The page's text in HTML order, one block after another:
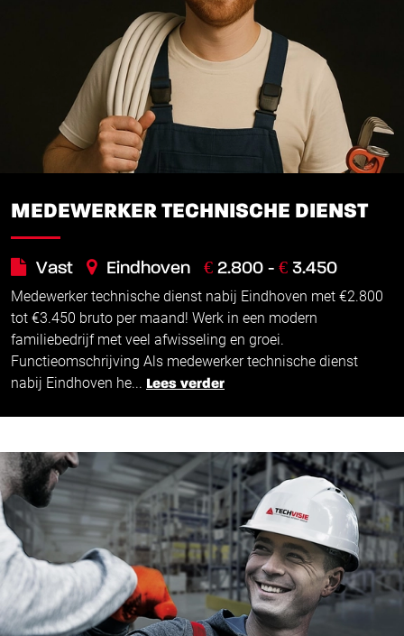
MEDEWERKER TECHNISCHE DIENST
Vast Eindhoven € 2.800 - € 3.450
Medewerker technische dienst nabij Eindhoven met €2.800
tot €3.450 bruto per maand! Werk in een modern
familiebedrijf met veel afwisseling en groei.
Functieomschrijving Als medewerker technische dienst
nabij Eindhoven he... Lees verder